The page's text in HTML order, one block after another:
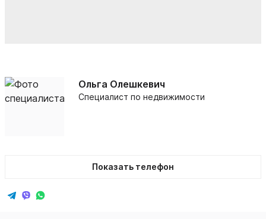
Ольга Олешкевич
Специалист по недвижимости
Показать телефон